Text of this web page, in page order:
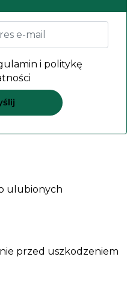
i politykę
ulubionych
przed uszkodzeniem